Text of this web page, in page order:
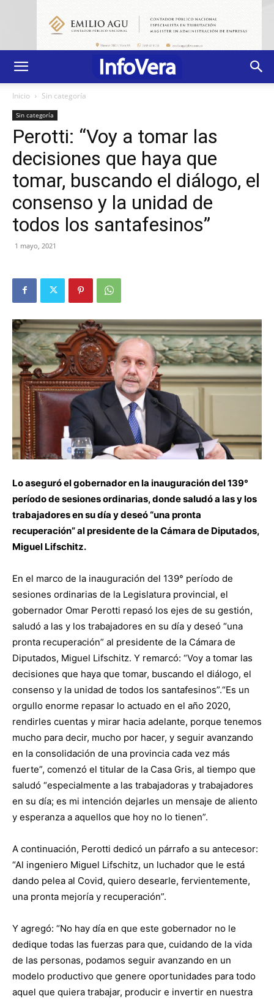
Inicio Sin categoría
Sin categoría
Perotti: “Voy a tomar las
decisiones que haya que
tomar, buscando el diálogo, el
consenso y la unidad de
todos los santafesinos”
1 mayo, 2021
Lo aseguró el gobernador en la inauguración del 139°
período de sesiones ordinarias, donde saludó a las y los
trabajadores en su día y deseó “una pronta
recuperación” al presidente de la Cámara de Diputados,
Miguel Lifschitz.
En el marco de la inauguración del 139° período de
sesiones ordinarias de la Legislatura provincial, el
gobernador Omar Perotti repasó los ejes de su gestión,
saludó a las y los trabajadores en su día y deseó “una
pronta recuperación” al presidente de la Cámara de
Diputados, Miguel Lifschitz. Y remarcó: “Voy a tomar las
decisiones que haya que tomar, buscando el diálogo, el
consenso y la unidad de todos los santafesinos”.“Es un
orgullo enorme repasar lo actuado en el año 2020,
rendirles cuentas y mirar hacia adelante, porque tenemos
mucho para decir, mucho por hacer, y seguir avanzando
en la consolidación de una provincia cada vez más
fuerte”, comenzó el titular de la Casa Gris, al tiempo que
saludó “especialmente a las trabajadoras y trabajadores
en su día; es mi intención dejarles un mensaje de aliento
y esperanza a aquellos que hoy no lo tienen”.
A continuación, Perotti dedicó un párrafo a su antecesor:
“Al ingeniero Miguel Lifschitz, un luchador que le está
dando pelea al Covid, quiero desearle, fervientemente,
una pronta mejoría y recuperación”.
Y agregó: “No hay día en que este gobernador no le
dedique todas las fuerzas para que, cuidando de la vida
de las personas, podamos seguir avanzando en un
modelo productivo que genere oportunidades para todo
aquel que quiera trabajar, producir e invertir en nuestra